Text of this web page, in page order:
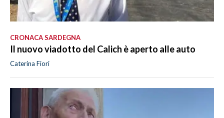
CRONACA SARDEGNA
Il nuovo viadotto del Calich è aperto alle auto
Caterina Fiori